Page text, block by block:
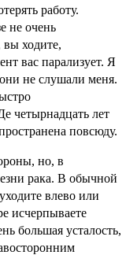
работу.
не очень
вы ходите,
вас парализует. Я
не слушали меня.
четырнадцать лет
повсюду.
но, в
рака. В обычной
влево или
исчерпываете
большая усталость,